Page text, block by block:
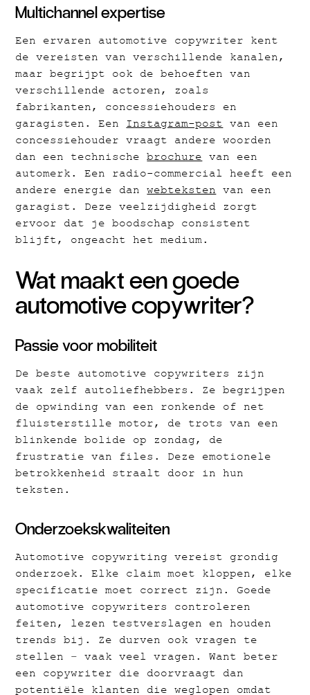
Multichannel expertise
Een ervaren automotive copywriter kent
de vereisten van verschillende kanalen,
maar begrijpt ook de behoeften van
verschillende actoren, zoals
fabrikanten, concessiehouders en
garagisten. EenInstagram-postvan een
concessiehouder vraagt andere woorden
dan een technischebrochurevan een
automerk. Een radio-commercial heeft een
andere energie danwebtekstenvan een
garagist. Deze veelzijdigheid zorgt
ervoor dat je boodschap consistent
blijft, ongeacht het medium.
Wat maakt een goede
automotive copywriter?
Passie voor mobiliteit
De beste automotive copywriters zijn
vaak zelf autoliefhebbers. Ze begrijpen
de opwinding van een ronkende of net
fluisterstille motor, de trots van een
blinkende bolide op zondag, de
frustratie van files. Deze emotionele
betrokkenheid straalt door in hun
teksten.
Onderzoekskwaliteiten
Automotive copywriting vereist grondig
onderzoek. Elke claim moet kloppen, elke
specificatie moet correct zijn. Goede
automotive copywriters controleren
feiten, lezen testverslagen en houden
trends bij. Ze durven ook vragen te
stellen – vaak veel vragen. Want beter
een copywriter die doorvraagt dan
potentiële klanten die weglopen omdat